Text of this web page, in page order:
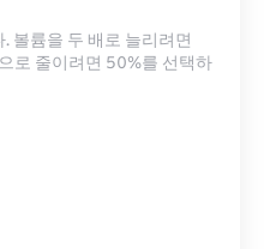
볼륨을 두 배로 늘리려면
로 줄이려면 50%를 선택하